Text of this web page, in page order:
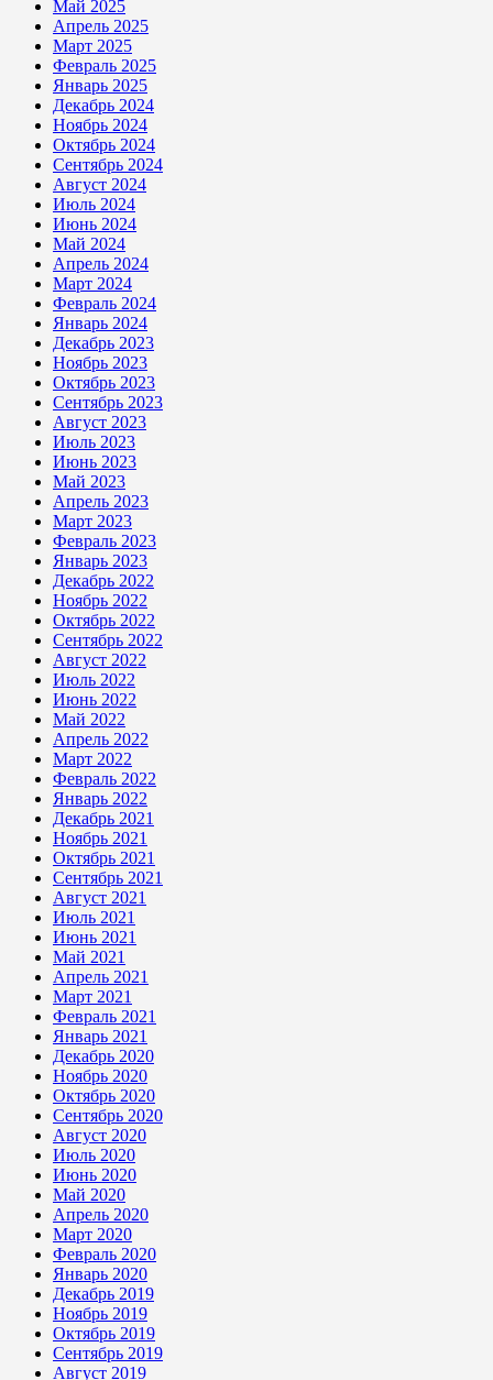
Май 2025
Апрель 2025
Март 2025
Февраль 2025
Январь 2025
Декабрь 2024
Ноябрь 2024
Октябрь 2024
Сентябрь 2024
Август 2024
Июль 2024
Июнь 2024
Май 2024
Апрель 2024
Март 2024
Февраль 2024
Январь 2024
Декабрь 2023
Ноябрь 2023
Октябрь 2023
Сентябрь 2023
Август 2023
Июль 2023
Июнь 2023
Май 2023
Апрель 2023
Март 2023
Февраль 2023
Январь 2023
Декабрь 2022
Ноябрь 2022
Октябрь 2022
Сентябрь 2022
Август 2022
Июль 2022
Июнь 2022
Май 2022
Апрель 2022
Март 2022
Февраль 2022
Январь 2022
Декабрь 2021
Ноябрь 2021
Октябрь 2021
Сентябрь 2021
Август 2021
Июль 2021
Июнь 2021
Май 2021
Апрель 2021
Март 2021
Февраль 2021
Январь 2021
Декабрь 2020
Ноябрь 2020
Октябрь 2020
Сентябрь 2020
Август 2020
Июль 2020
Июнь 2020
Май 2020
Апрель 2020
Март 2020
Февраль 2020
Январь 2020
Декабрь 2019
Ноябрь 2019
Октябрь 2019
Сентябрь 2019
Август 2019